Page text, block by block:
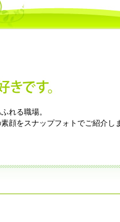
れる職場。
顔をスナップフォトでご紹介し